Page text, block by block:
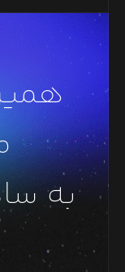
به